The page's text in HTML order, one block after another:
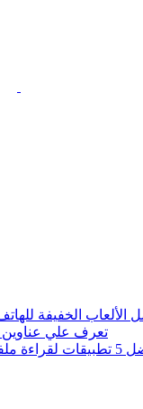
الألعاب الخفيفة
تعرف علي عناوين
على الجوال 2023 للأندرويد